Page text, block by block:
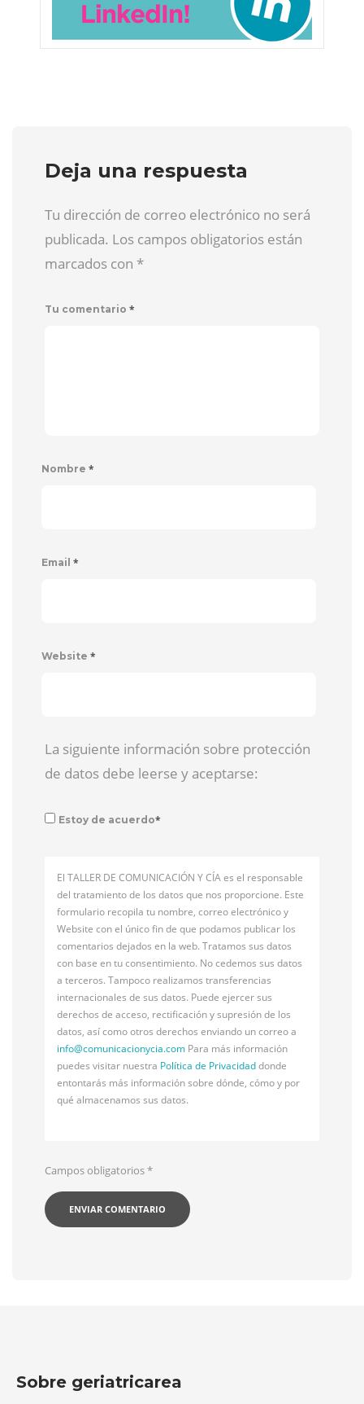
Deja una respuesta
Tu dirección de correo electrónico no será
publicada. Los campos obligatorios están
marcados con *
Tu comentario *
Nombre *
Email *
Website *
La siguiente información sobre protección
de datos debe leerse y aceptarse:
Estoy de acuerdo*
El TALLER DE COMUNICACIÓN Y CÍA es el responsable
del tratamiento de los datos que nos proporcione. Este
formulario recopila tu nombre, correo electrónico y
Website con el único fin de que podamos publicar los
comentarios dejados en la web. Tratamos sus datos
con base en tu consentimiento. No cedemos sus datos
a terceros. Tampoco realizamos transferencias
internacionales de sus datos. Puede ejercer sus
derechos de acceso, rectificación y supresión de los
datos, así como otros derechos enviando un correo a
info@comunicacionycia.com Para más información
puedes visitar nuestra Política de Privacidaddonde
entontarás más información sobre dónde, cómo y por
qué almacenamos sus datos.
Campos obligatorios*
Sobre geriatricarea